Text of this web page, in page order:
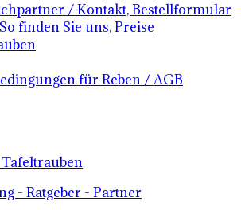
/ Kontakt, Bestellformular
finden Sie uns, Preise
für Reben / AGB
- Ratgeber - Partner